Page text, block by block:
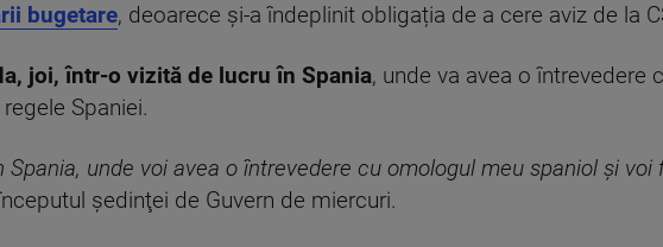
bugetare, deoarece și-a îndeplinit obligația de a cere aviz de la
joi, într-o vizită de lucru în Spania, unde va avea o întrevedere
Spaniei.
unde voi avea o întrevedere cu omologul meu spaniol şi voi
şedinţei de Guvern de miercuri.